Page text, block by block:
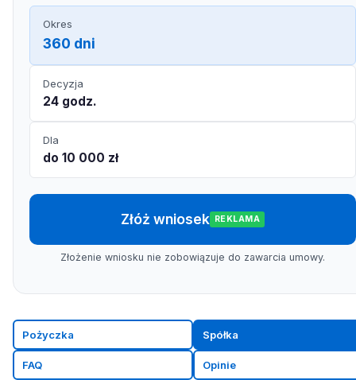
Okres
360 dni
Decyzja
24 godz.
Dla
do 10 000 zł
Złóż wniosek REKLAMA
Złożenie wniosku nie zobowiązuje do zawarcia umowy.
Pożyczka Spółka
FAQ Opinie